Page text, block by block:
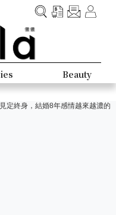
Beauty